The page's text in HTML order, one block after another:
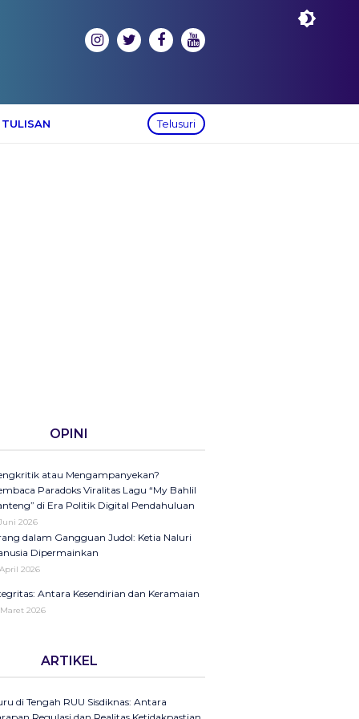
TULISAN Telusuri
OPINI
atau Mengampanyekan?
Paradoks Viralitas Lagu “My Bahlil
di Era Politik Digital Pendahuluan
2026
dalam Gangguan Judol: Ketia Naluri
Dipermainkan
2026
Antara Kesendirian dan Keramaian
2026
Koran ke Panggung Radio Serta
ARTIKEL
di Tengah RUU Sisdiknas: Antara